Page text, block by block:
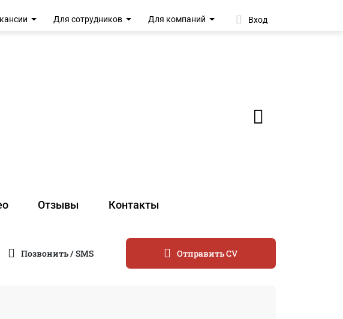
Для сотрудников Для компаний Вход
Отзывы Контакты
Позвонить / SMS Отправить CV